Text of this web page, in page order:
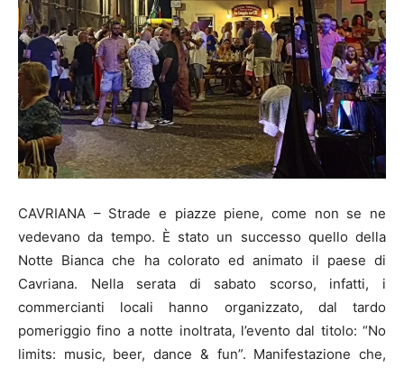
CAVRIANA – Strade e piazze piene, come non se ne
vedevano da tempo. È stato un successo quello della
Notte Bianca che ha colorato ed animato il paese di
Cavriana. Nella serata di sabato scorso, infatti, i
commercianti locali hanno organizzato, dal tardo
pomeriggio fino a notte inoltrata, l’evento dal titolo: “No
limits: music, beer, dance & fun”. Manifestazione che,